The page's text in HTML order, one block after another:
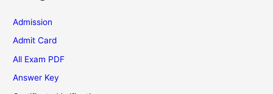
Admission
Admit Card
All Exam PDF
Answer Key